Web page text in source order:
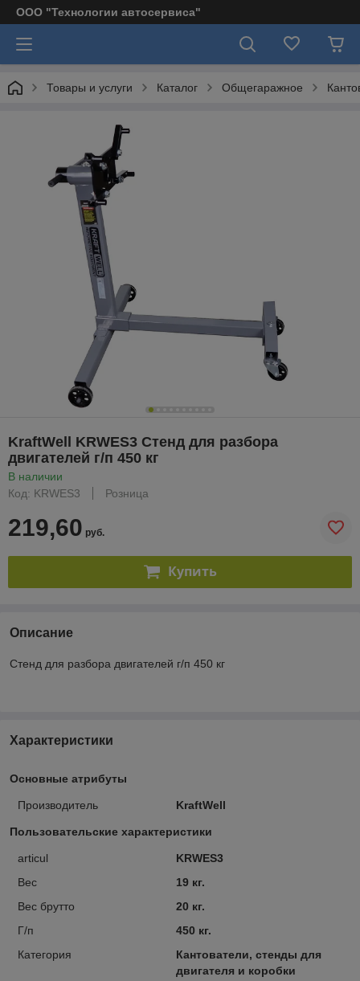
ООО "Технологии автосервиса"
Товары и услуги Каталог Общегаражное
KraftWell KRWES3 Стенд для разбора
двигателей г/п 450 кг
В наличии
Код: KRWES3
Розница
219,60 руб.
Купить
Описание
Стенд для разбора двигателей г/п 450 кг
Характеристики
Основные атрибуты
Производитель KraftWell
Пользовательские характеристики
articul
KRWES3
Вес
19 кг.
Вес брутто
20 кг.
Г/п
450 кг.
Категория
Кантователи, стенды для
двигателя и коробки